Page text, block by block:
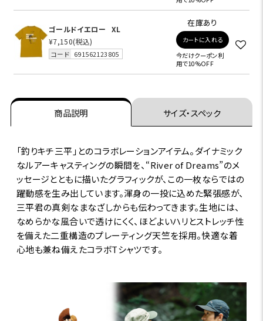
ゴールドイエロー
XL
¥7,150(税込)
コード 691562123805
在庫あり
カートに入れる
今だけクーポン利
用で10%OFF
商品説明 サイズ・スペック
「釣りキチ三平」とのコラボレーションアイテム。ダイナミック
なルアーキャスティングの瞬間を、“River of Dreams”のメ
ッセージとともに描いたグラフィックが、この一枚ならではの
躍動感を生み出しています。渾身の一投に込めた緊張感が、
三平君の真剣なまなざしからも伝わってきます。生地には、
なめらかな風合いで透けにくく、ほどよいハリとストレッチ性
を備えた二重構造のプレーティング天竺を採用。快適な着
心地も兼ね備えたコラボTシャツです。